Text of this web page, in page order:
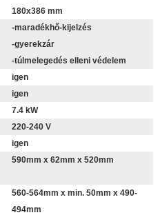
180x386 mm
-maradékhő-kijelzés
-gyerekzár
-túlmelegedés elleni védelem
igen
igen
7.4 kW
220-240 V
igen
590mm x 62mm x 520mm
560-564mm x min. 50mm x 490-
494mm